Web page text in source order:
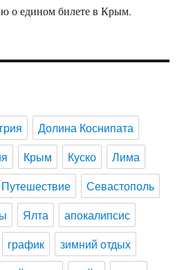
о едином билете в Крым.
Долина Коснипата
Крым Куско
Лима
Путешествие
Севастополь
Ялта
апокалипсис
график
зимний отдых